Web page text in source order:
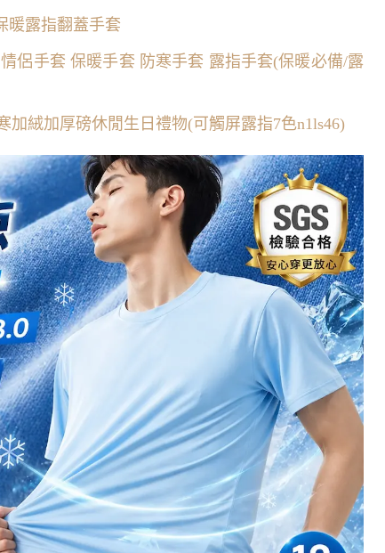
暖露指翻蓋手套
情侶手套 保暖手套 防寒手套 露指手套(保暖必備/露
加絨加厚磅休閒生日禮物(可觸屏露指7色n1ls46)